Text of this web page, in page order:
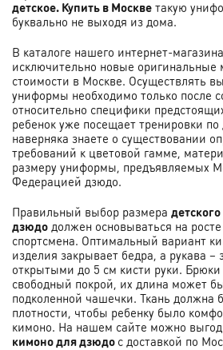
детское. Купить в Москве такую
буквально не выходя из дома.
В каталоге нашего интернет-
исключительно новые оригинальные
стоимости в Москве. Осуществлять
униформы необходимо только после
относительно специфики
ребенок уже посещает тренировки
наверняка знаете о существовании
требований к цветовой гамме,
размеру униформы, предъявляемых
Федерацией дзюдо.
Правильный выбор размера
дзюдо должен основываться на
спортсмена. Оптимальный вариант
изделия закрывает бедра, а рукава –
открытыми до 5 см кисти руки.
свободный покрой, их длина может
подколенной чашечки. Ткань должна
плотности, чтобы ребенку было
кимоно. На нашем сайте можно
кимоно для дзюдо с доставкой по